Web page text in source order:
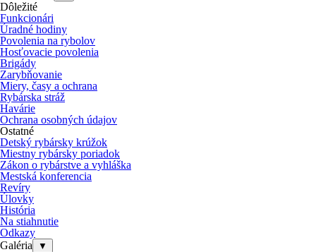
Dôležité
Funkcionári
Úradné hodiny
Povolenia na rybolov
Hosťovacie povolenia
Brigády
Zarybňovanie
Miery, časy a ochrana
Rybárska stráž
Havárie
Ochrana osobných údajov
Ostatné
Detský rybársky krúžok
Miestny rybársky poriadok
Zákon o rybárstve a vyhláška
Mestská konferencia
Revíry
Úlovky
História
Na stiahnutie
Odkazy
Galéria
▼